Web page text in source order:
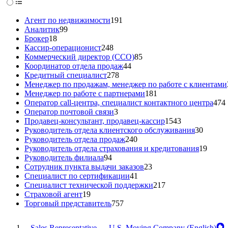
Агент по недвижимости191
Аналитик99
Брокер18
Кассир-операционист248
Коммерческий директор (CCO)85
Координатор отдела продаж44
Кредитный специалист278
Менеджер по продажам, менеджер по работе с клиентами
Менеджер по работе с партнерами181
Оператор call-центра, специалист контактного центра474
Оператор почтовой связи3
Продавец-консультант, продавец-кассир1543
Руководитель отдела клиентского обслуживания30
Руководитель отдела продаж240
Руководитель отдела страхования и кредитования19
Руководитель филиала94
Сотрудник пункта выдачи заказов23
Специалист по сертификации41
Специалист технической поддержки217
Страховой агент19
Торговый представитель757